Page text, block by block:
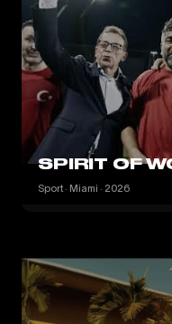
SPIRIT OF
Sport · Miami · 2026